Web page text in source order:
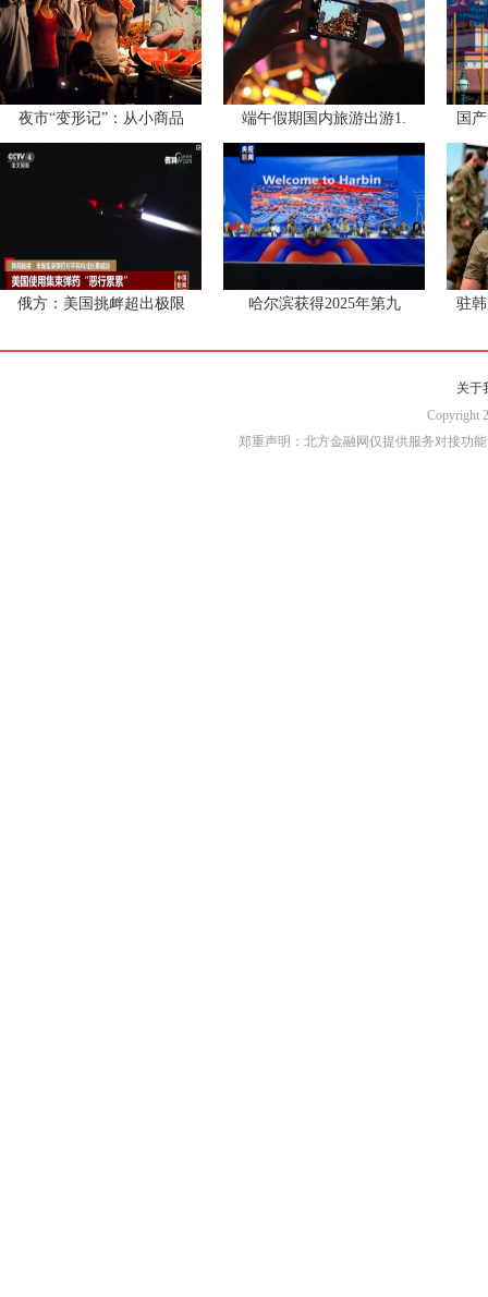
夜市“变形记”：从小商品 端午假期国内旅游出游1. 国
俄方：美国挑衅超出极限 哈尔滨获得2025年第九 驻
关于
Copyright
郑重声明：北方金融网仅提供服务对接功